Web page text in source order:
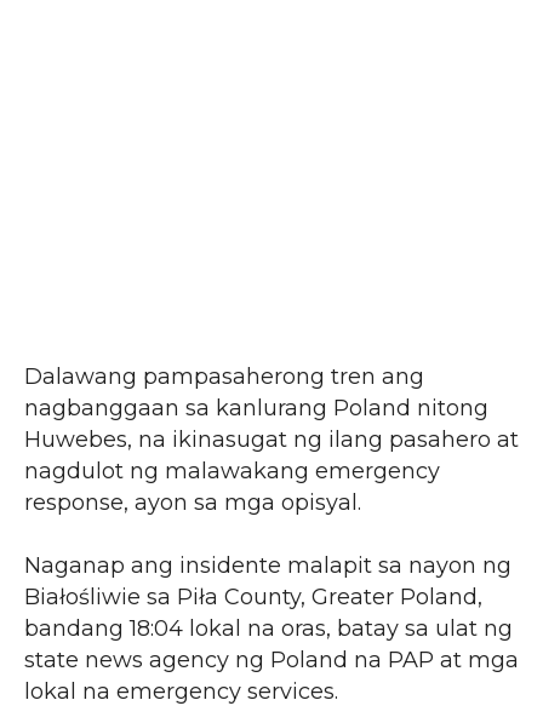
Dalawang pampasaherong tren ang
nagbanggaan sa kanlurang Poland nitong
Huwebes, na ikinasugat ng ilang pasahero at
nagdulot ng malawakang emergency
response, ayon sa mga opisyal.
Naganap ang insidente malapit sa nayon ng
Białośliwie sa Piła County, Greater Poland,
bandang 18:04 lokal na oras, batay sa ulat ng
state news agency ng Poland na PAP at mga
lokal na emergency services.